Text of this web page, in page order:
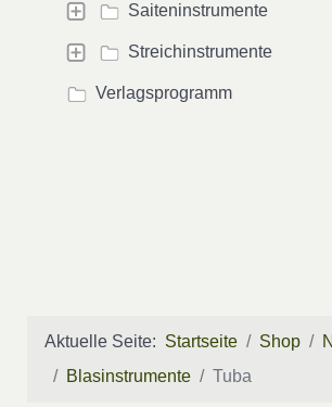
Saiteninstrumente
Streichinstrumente
Verlagsprogramm
Aktuelle Seite: Startseite Shop
Blasinstrumente
Tuba